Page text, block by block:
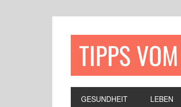
TIPPS
GESUNDHEIT LEBEN